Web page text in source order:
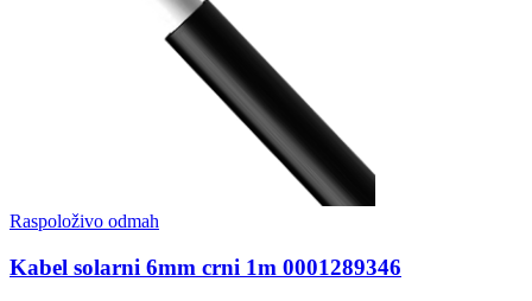
Raspoloživo odmah
Kabel solarni 6mm crni 1m 0001289346